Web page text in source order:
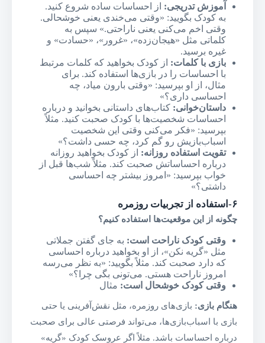
آموزش تدریجی: از احساسات ساده شروع کنید.
به کودک بگویید: «وقتی می‌خندی یعنی خوشحالی.
وقتی اخم می‌کنی یعنی ناراحتی.» سپس به
کلماتی مثل «هیجان‌زده»، «غرور»، «حسادت» و
غیره برسید.
بازی با کلمات: از کودک بخواهید که کلمات مرتبط
با احساسات را در بازی‌ها استفاده کند. برای
مثال، از او بپرسید: «وقتی بارون میاد، چه
احساسی داری؟»
داستان‌خوانی: کتاب‌های داستانی بخوانید و درباره
احساسات شخصیت‌ها با کودک صحبت کنید. مثلاً
بپرسید: «فکر می‌کنی وقتی این شخصیت
اسباب‌بازیش رو گم کرد، چه حسی داشت؟»
تقویت استفاده روزانه: از کودک بخواهید روزانه
درباره احساساتش صحبت کند. مثلاً شب‌ها قبل از
خواب بپرسید: «امروز بیشتر چه احساسی
داشتی؟»
۶-استفاده از تجربیات روزمره
چگونه از این موقعیت‌ها استفاده کنیم؟
وقتی کودک ناراحت است: به جای گفتن جملاتی
مثل «گریه نکن»، از او بخواهید درباره احساسی
که دارد صحبت کند. مثلاً بگویید: «به نظر می‌رسه
امروز ناراحت هستی. می‌تونی بگی چرا؟»
وقتی کودک خوشحال است: مثال
هنگام بازی: بازی‌های روزمره، مثل نقش‌آفرینی یا حتی
بازی با اسباب‌بازی‌ها، می‌تواند فرصتی عالی برای صحبت
درباره احساسات باشد. مثلاً اگر عروسک کودک «گریه»